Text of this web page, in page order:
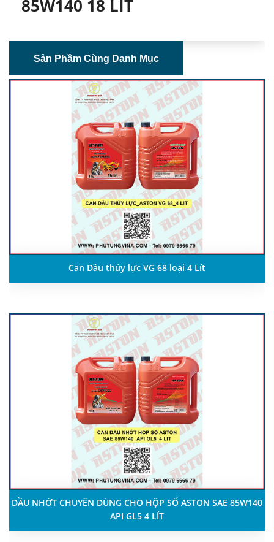
85W140 18 LÍT
Sản Phầm Cùng Danh Mục
Can Dầu thủy lực VG 68 loại 4 Lít
DẦU NHỚT CHUYÊN DÙNG CHO HỘP SỐ ASTON SAE 85W140
API GL5 4 LÍT